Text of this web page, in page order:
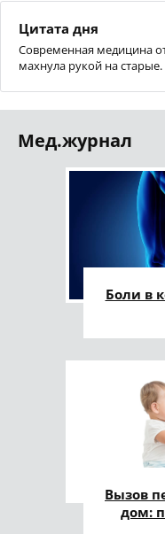
Цитата дня
Современная медицина
махнула рукой на
Мед.журнал
Боли в
Вызов
дом: